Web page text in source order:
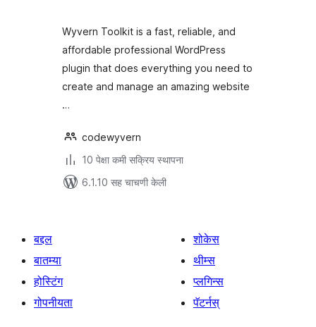
Wyvern Toolkit is a fast, reliable, and
affordable professional WordPress
plugin that does everything you need to
create and manage an amazing website
…
codewyvern
10 पेक्षा कमी सक्रिय स्थापना
6.1.10 सह चाचणी केली
बद्दल
बातम्या
होस्टिंग
गोपनीयता
शोकेस
थीम्स
प्लगिन्स
पॅटर्नस्